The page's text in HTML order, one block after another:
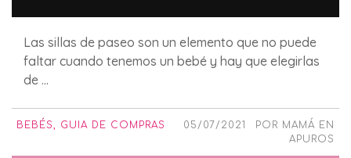
Las sillas de paseo son un elemento que no puede
faltar cuando tenemos un bebé y hay que elegirlas
de ...
BEBÉS, GUIA DE COMPRAS 05/07/2021 POR MAMÁ EN
APUROS